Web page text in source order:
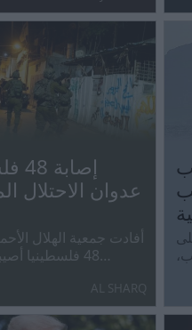
مباشرة لسياسة رئيس
عدوان الاحتلال
أفادت جمعية الهلال
48 فلسطينيا
AL SHARQ